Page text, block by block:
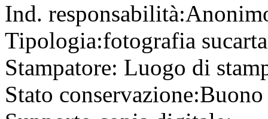
Ind. responsabilità:
Tipologia:fotografia su
Stampatore: Luogo di
Stato conservazione:Buono